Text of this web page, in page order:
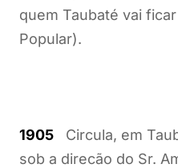
quem Taubaté vai
Popular).
1905 Circula, em
sob a direcão do Sr.